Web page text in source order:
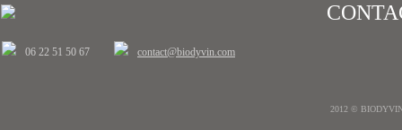
06 22 51 50 67 contact@biodyvin.com
2012 ©